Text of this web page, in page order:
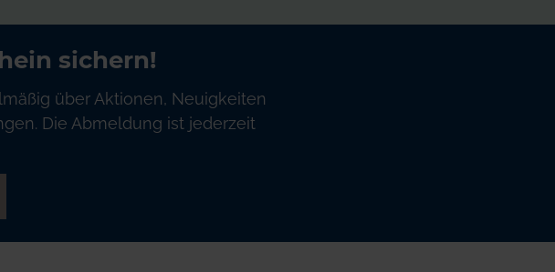
sichern!
über Aktionen, Neuigkeiten
Die Abmeldung ist jederzeit